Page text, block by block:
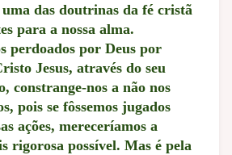
das doutrinas da fé cristã
para a nossa alma.
perdoados por Deus por
Jesus, através do seu
constrange-nos a não nos
pois se fôssemos jugados
ações, mereceríamos a
rigorosa possível. Mas é pela